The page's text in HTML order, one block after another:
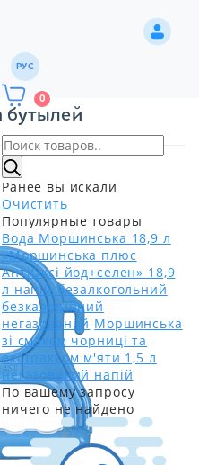
РУС
0
Ранее вы искали
Очистить
Популярные товары
Вода Моршинська 18,9 л
«Моршинська плюс
АнтіОксі йод+селен» 18,9
л напій безалкогольний
безкалорійний
негазований Моршинська
зі смаком чорниці та
екстрактом м'яти 1,5 л
негазований напій
По вашему запросу
ничего не найдено
бутылей